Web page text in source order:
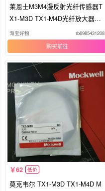
莱恩士M3M4漫反射光纤传感器T
X1-M3D TX1-M4D光纤放大器探
头
淘宝好物 tb6985431208
购买
62 低价
莫克韦尔 TX1-M3D TX1-M4D M